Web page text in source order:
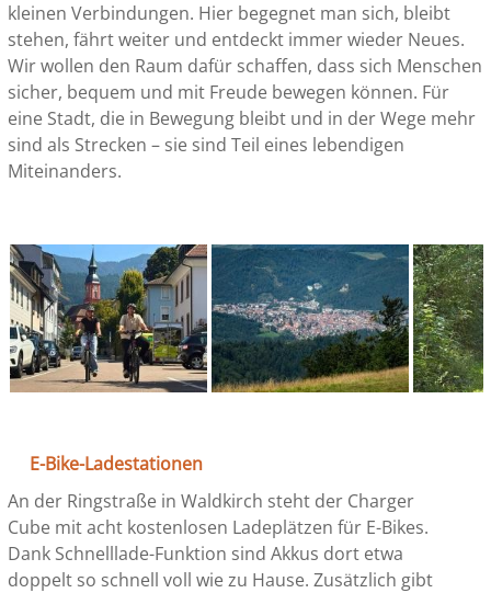
kleinen Verbindungen. Hier begegnet man sich, bleibt
stehen, fährt weiter und entdeckt immer wieder Neues.
Wir wollen den Raum dafür schaffen, dass sich Menschen
sicher, bequem und mit Freude bewegen können. Für
eine Stadt, die in Bewegung bleibt und in der Wege mehr
sind als Strecken – sie sind Teil eines lebendigen
Miteinanders.
E-Bike-Ladestationen
An der Ringstraße in Waldkirch steht der Charger
Cube mit acht kostenlosen Ladeplätzen für E-Bikes.
Dank Schnelllade-Funktion sind Akkus dort etwa
doppelt so schnell voll wie zu Hause. Zusätzlich gibt